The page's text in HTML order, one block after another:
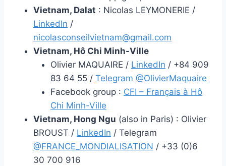
Vietnam, Dalat : Nicolas LEYMONERIE /
LinkedIn /
nicolasconseilvietnam@gmail.com
Vietnam, Hô Chi Minh-Ville
Olivier MAQUAIRE / LinkedIn / +84 909
83 64 55 / Telegram @OlivierMaquaire
Facebook group : CFI – Français à Hô
Chi Minh-Ville
Vietnam, Hong Ngu (also in Paris) : Olivier
BROUST / LinkedIn / Telegram
@FRANCE_MONDIALISATION / +33 (0)6
30 700 916